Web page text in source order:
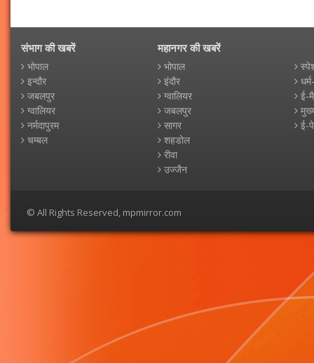
संभाग की खबरें
भोपाल
इन्दौर
जबलपुर
ग्वालियर
नर्मदापुरम
चम्बल
महानगर की खबरें
भोपाल
इंदौर
ग्वालियर
जबलपुर
सागर
शहडोल
रीवा
उज्जैन
ई-
ई-
© All Rights Reserved, mpmirror.com